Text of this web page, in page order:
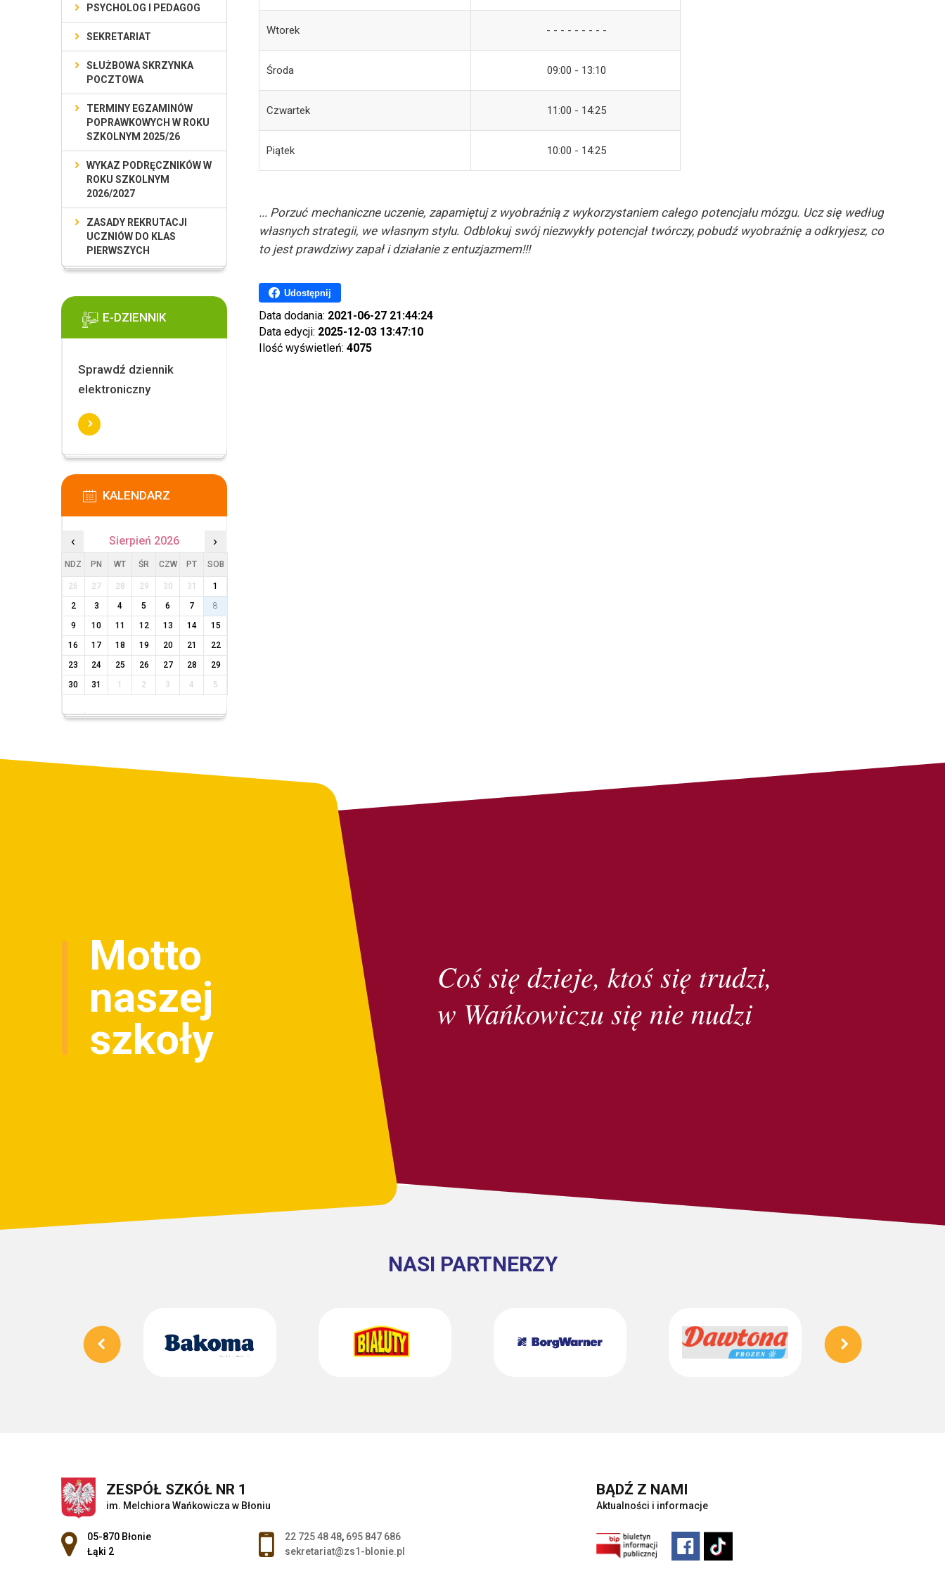
Wtorek - - - - - - - - -
Środa 09:00 - 13:10
Czwartek 11:00 - 14:25
Piątek 10:00 - 14:25
... Porzuć mechaniczne uczenie, zapamiętuj z wyobraźnią z wykorzystaniem całego potencjału mózgu. Ucz się według
własnych strategii, we własnym stylu. Odblokuj swój niezwykły potencjał twórczy, pobudź wyobraźnię a odkryjesz, co
to jest prawdziwy zapał i działanie z entuzjazmem!!!
Udostępnij
Data dodania: 2021-06-27 21:44:24
Data edycji: 2025-12-03 13:47:10
Ilość wyświetleń: 4075
PSYCHOLOG I PEDAGOG
SEKRETARIAT
SŁUŻBOWA SKRZYNKA
POCZTOWA
TERMINY EGZAMINÓW
POPRAWKOWYCH W ROKU
SZKOLNYM 2025/26
WYKAZ PODRĘCZNIKÓW W
ROKU SZKOLNYM
2026/2027
ZASADY REKRUTACJI
UCZNIÓW DO KLAS
PIERWSZYCH
E-DZIENNIK
Sprawdź dziennik
elektroniczny
KALENDARZ
‹ Sierpień 2026 ›
NDZ PN WT ŚR CZW PT SOB
26 27 28 29 30 31
1
2
3 4 5 6 7
8
9
10 11 12 13 14
15
16
17 18 19 20 21
22
23
24 25 26 27 28
29
30
31 1 2 3 4 5
Coś się dzieje, ktoś się trudzi,
w Wańkowiczu się nie nudzi
Motto
naszej
szkoły
NASI PARTNERZY
ZESPÓŁ SZKÓŁ NR 1
im. Melchiora Wańkowicza w Błoniu
Adres pocztowy:
05-870 Błonie
Łąki 2
22 725 48 48, 695 847 686
sekretariat@zs1-blonie.pl
BĄDŹ Z NAMI
Aktualności i informacje